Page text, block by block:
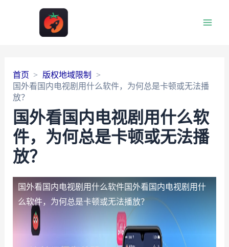
首页
版权地域限制
国外看国内电视剧用什么软件，为何总是卡顿或无法播
放？
国外看国内电视剧用什么软
件，为何总是卡顿或无法播
放？
国外看国内电视剧用什么软件国外看国内电视剧用什
么软件，为何总是卡顿或无法播放？